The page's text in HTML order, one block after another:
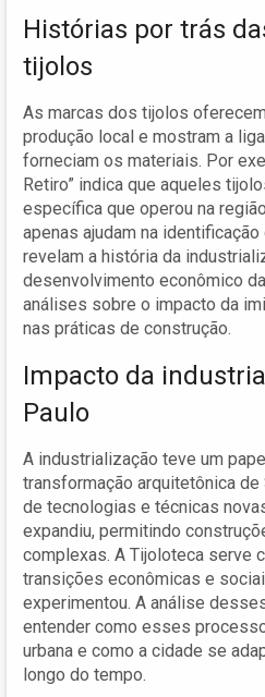
Histórias por trás
tijolos
As marcas dos tijolos
produção local e mostram a
forneciam os materiais. Por
Retiro” indica que aqueles
específica que operou na
apenas ajudam na
revelam a história da
desenvolvimento econômico
análises sobre o impacto da
nas práticas de construção.
Impacto da
Paulo
A industrialização teve um
transformação arquitetônica de
de tecnologias e técnicas
expandiu, permitindo
complexas. A Tijoloteca serve
transições econômicas e
experimentou. A análise
entender como esses
urbana e como a cidade se
longo do tempo.